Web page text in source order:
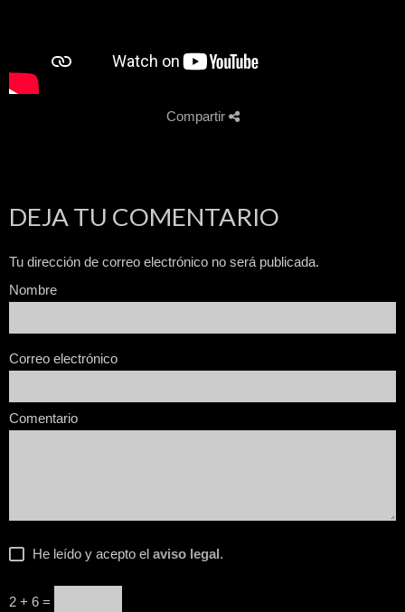
Compartir
DEJA TU COMENTARIO
Tu dirección de correo electrónico no será publicada.
Nombre
Correo electrónico
Comentario
He leído y acepto el aviso legal.
2 + 6 =